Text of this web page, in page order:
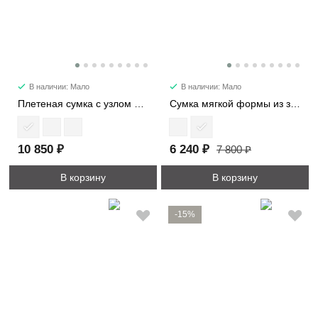
В наличии: Мало
10 850 ₽
В корзину
В наличии: Мало
6 240 ₽ 7 800 ₽
В корзину
-15%